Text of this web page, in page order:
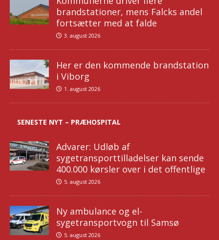
brandstationer, mens Falcks andel
fortsætter med at falde
3. august 2026
Her er den kommende brandstation
i Viborg
1. august 2026
SENESTE NYT – PRÆHOSPITAL
Advarer: Udløb af
sygetransporttilladelser kan sende
400.000 kørsler over i det offentlige
5. august 2026
Ny ambulance og el-
sygetransportvogn til Samsø
5. august 2026